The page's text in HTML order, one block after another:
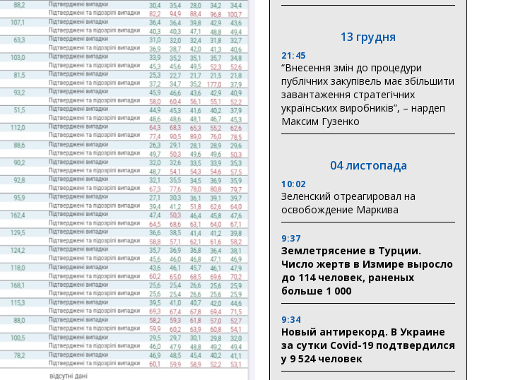
13 грудня
21:45
“Внесення змін до процедури
публічних закупівель має збільшити
завантаження стратегічних
українських виробників”, – нардеп
Максим Гузенко
04 листопада
10:02
Зеленский отреагировал на
освобождение Маркива
9:37
Землетрясение в Турции.
Число жертв в Измире выросло
до 114 человек, раненых
больше 1 000
9:34
Новый антирекорд. В Украине
за сутки Covid-19 подтвердился
у 9 524 человек